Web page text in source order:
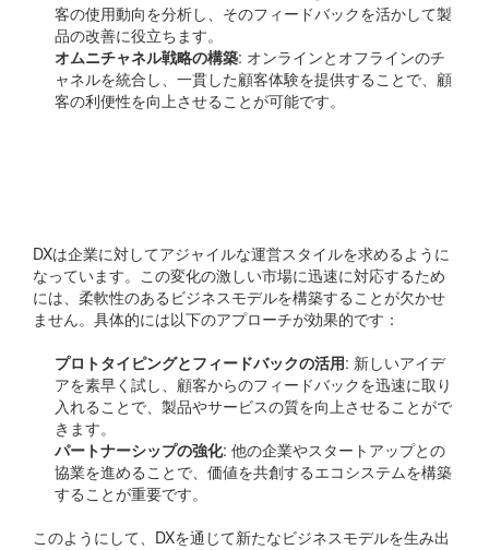
客の使用動向を分析し、そのフィードバックを活かして製
品の改善に役立ちます。
オムニチャネル戦略の構築: オンラインとオフラインのチ
ャネルを統合し、一貫した顧客体験を提供することで、顧
客の利便性を向上させることが可能です。
DXは企業に対してアジャイルな運営スタイルを求めるように
なっています。この変化の激しい市場に迅速に対応するため
には、柔軟性のあるビジネスモデルを構築することが欠かせ
ません。具体的には以下のアプローチが効果的です：
プロトタイピングとフィードバックの活用: 新しいアイデ
アを素早く試し、顧客からのフィードバックを迅速に取り
入れることで、製品やサービスの質を向上させることがで
きます。
パートナーシップの強化: 他の企業やスタートアップとの
協業を進めることで、価値を共創するエコシステムを構築
することが重要です。
このようにして、DXを通じて新たなビジネスモデルを生み出